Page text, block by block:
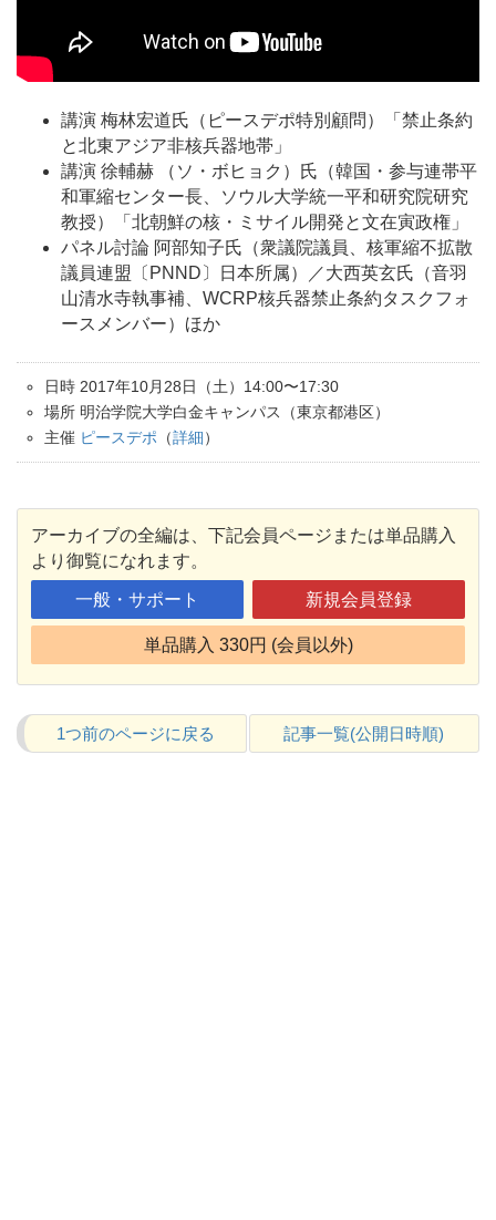
講演 梅林宏道氏（ピースデポ特別顧問）「禁止条約
と北東アジア非核兵器地帯」
講演 徐輔赫 （ソ・ボヒョク）氏（韓国・参与連帯平
和軍縮センター長、ソウル大学統一平和研究院研究
教授）「北朝鮮の核・ミサイル開発と文在寅政権」
パネル討論 阿部知子氏（衆議院議員、核軍縮不拡散
議員連盟〔PNND〕日本所属）／大西英玄氏（音羽
山清水寺執事補、WCRP核兵器禁止条約タスクフォ
ースメンバー）ほか
日時 2017年10月28日（土）14:00〜17:30
場所 明治学院大学白金キャンパス（東京都港区）
主催 ピースデポ （詳細）
アーカイブの全編は、下記会員ページまたは単品購入
より御覧になれます。
一般・サポート 新規会員登録
単品購入 330円 (会員以外)
1つ前のページに戻る 記事一覧(公開日時順)